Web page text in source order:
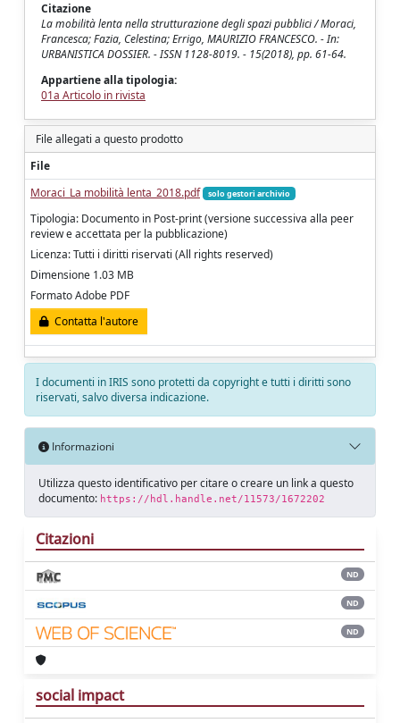
Citazione
La mobilità lenta nella strutturazione degli spazi pubblici / Moraci,
Francesca; Fazia, Celestina; Errigo, MAURIZIO FRANCESCO. - In:
URBANISTICA DOSSIER. - ISSN 1128-8019. - 15(2018), pp. 61-64.
Appartiene alla tipologia:
01a Articolo in rivista
File allegati a questo prodotto
File
Moraci_La mobilità lenta_2018.pdf
solo gestori archivio
Tipologia: Documento in Post-print (versione successiva alla peer
review e accettata per la pubblicazione)
Licenza: Tutti i diritti riservati (All rights reserved)
Dimensione 1.03 MB
Formato Adobe PDF
Contatta l'autore
I documenti in IRIS sono protetti da copyright e tutti i diritti sono
riservati, salvo diversa indicazione.
Informazioni
Utilizza questo identificativo per citare o creare un link a questo
documento: https://hdl.handle.net/11573/1672202
Citazioni
ND
ND
ND
social impact